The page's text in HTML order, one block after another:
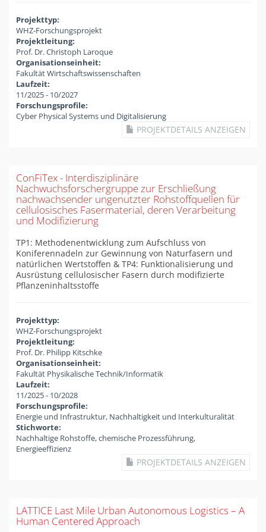
Projekttyp:
WHZ-Forschungsprojekt
Projektleitung:
Prof. Dr. Christoph Laroque
Organisationseinheit:
Fakultät Wirtschaftswissenschaften
Laufzeit:
11/2025- 10/2027
Forschungsprofile:
Cyber Physical Systems und Digitalisierung
PROJEKTDETAILS ANZEIGEN
ConFiTex - Interdisziplinäre
Nachwuchsforschergruppe zur Erschließung
nachwachsender ungenutzter Rohstoffquellen für
cellulosisches Fasermaterial, deren Verarbeitung
und Modifizierung
TP1: Methodenentwicklung zum Aufschluss von
Koniferennadeln zur Gewinnung von Naturfasern und
natürlichen Wertstoffen & TP4: Funktionalisierung und
Ausrüstung cellulosischer Fasern durch modifizierte
Pflanzeninhaltsstoffe
Projekttyp:
WHZ-Forschungsprojekt
Projektleitung:
Prof. Dr. Philipp Kitschke
Organisationseinheit:
Fakultät Physikalische Technik/Informatik
Laufzeit:
11/2025- 10/2028
Forschungsprofile:
Energie und Infrastruktur, Nachhaltigkeit und Interkulturalität
Stichworte:
Nachhaltige Rohstoffe, chemische Prozessführung,
Energieeffizienz
PROJEKTDETAILS ANZEIGEN
LATTICE Last Mile Urban Autonomous Logistics – A
Human Centered Approach